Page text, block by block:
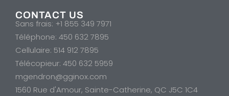
CONTACT US
Sans frais: +1 855 349 7971
Téléphone: 450 632 7895
Cellulaire: 514 912 7895
Télécopieur: 450 632 5959
mgendron@gginox.com
1560 Rue d'Amour, Sainte-Catherine, QC J5C 1C4